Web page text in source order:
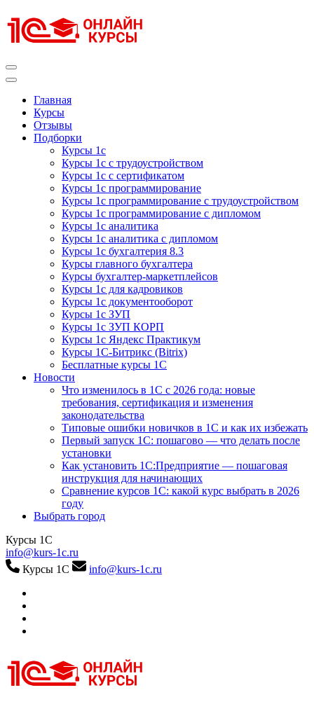
к
содержимому
Главная
Курсы
Отзывы
Подборки
Курсы 1с
Курсы 1с с трудоустройством
Курсы 1с с сертификатом
Курсы 1с программирование
Курсы 1с программирование с трудоустройством
Курсы 1с программирование с дипломом
Курсы 1с аналитика
Курсы 1с аналитика с дипломом
Курсы 1с бухгалтерия 8.3
Курсы главного бухгалтера
Курсы бухгалтер-маркетплейсов
Курсы 1с для кадровиков
Курсы 1с документооборот
Курсы 1с ЗУП
Курсы 1с ЗУП КОРП
Курсы 1с Яндекс Практикум
Курсы 1С-Битрикс (Bitrix)
Бесплатные курсы 1С
Новости
Что изменилось в 1С с 2026 года: новые
требования, сертификация и изменения
законодательства
Типовые ошибки новичков в 1С и как их избежать
Первый запуск 1С: пошагово — что делать после
установки
Как установить 1С:Предприятие — пошаговая
инструкция для начинающих
Сравнение курсов 1С: какой курс выбрать в 2026
году
Выбрать город
Курсы 1С
info@kurs-1c.ru
Курсы 1С
info@kurs-1c.ru